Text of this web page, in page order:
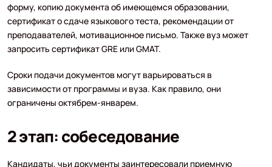
форму, копию документа об имеющемся образовании,
сертификат о сдаче языкового теста, рекомендации от
преподавателей, мотивационное письмо. Также вуз может
запросить сертификат GRE или GMAT.
Сроки подачи документов могут варьироваться в
зависимости от программы и вуза. Как правило, они
ограничены октябрем-январем.
2 этап: собеседование
Кандидаты, чьи документы заинтересовали приемную